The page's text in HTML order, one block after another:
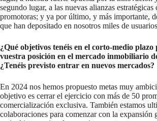
segundo lugar, a las nuevas alianzas
promotoras; y ya por último, y más importante,
que han depositado en nosotros miles de
¿Qué objetivos tenéis en el corto-medio
vuestra posición en el mercado inmobiliario
¿Tenéis previsto entrar en nuevos mercados?
En 2024 nos hemos propuesto metas muy
objetivo es cerrar el ejercicio con más de 50
comercialización exclusiva. También estamos
colaboraciones para comenzar con la expansión